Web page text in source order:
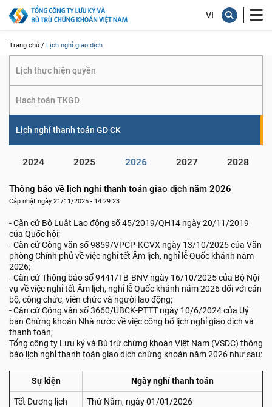
Trang chủ / Lịch nghỉ giao dịch
Lịch thực hiện quyền
Hạch toán TKGD
Lịch nghỉ thanh toán GD CK
2024 2025 2026 2027 2028
Thông báo về lịch nghỉ thanh toán giao dịch năm 2026
Cập nhật ngày 21/11/2025 - 14:29:23
- Căn cứ Bộ Luật Lao động số 45/2019/QH14 ngày 20/11/2019
của Quốc hội;
- Căn cứ Công văn số 9859/VPCP-KGVX ngày 13/10/2025 của Văn
phòng Chính phủ về việc nghỉ tết Âm lịch, nghỉ lễ Quốc khánh năm
2026;
- Căn cứ Thông báo số 9441/TB-BNV ngày 16/10/2025 của Bộ Nội
vụ về việc nghỉ tết Âm lịch, nghỉ lễ Quốc khánh năm 2026 đối với cán
bộ, công chức, viên chức và người lao động;
- Căn cứ Công văn số 3660/UBCK-PTTT ngày 10/6/2024 của Uỷ
ban Chứng khoán Nhà nước về việc công bố lịch nghỉ giao dịch và
thanh toán;
Tổng công ty Lưu ký và Bù trừ chứng khoán Việt Nam (VSDC) thông
báo lịch nghỉ thanh toán giao dịch chứng khoán năm 2026 như sau:
Sự kiện Ngày nghỉ thanh toán
Tết Dương lịch Thứ Năm, ngày 01/01/2026